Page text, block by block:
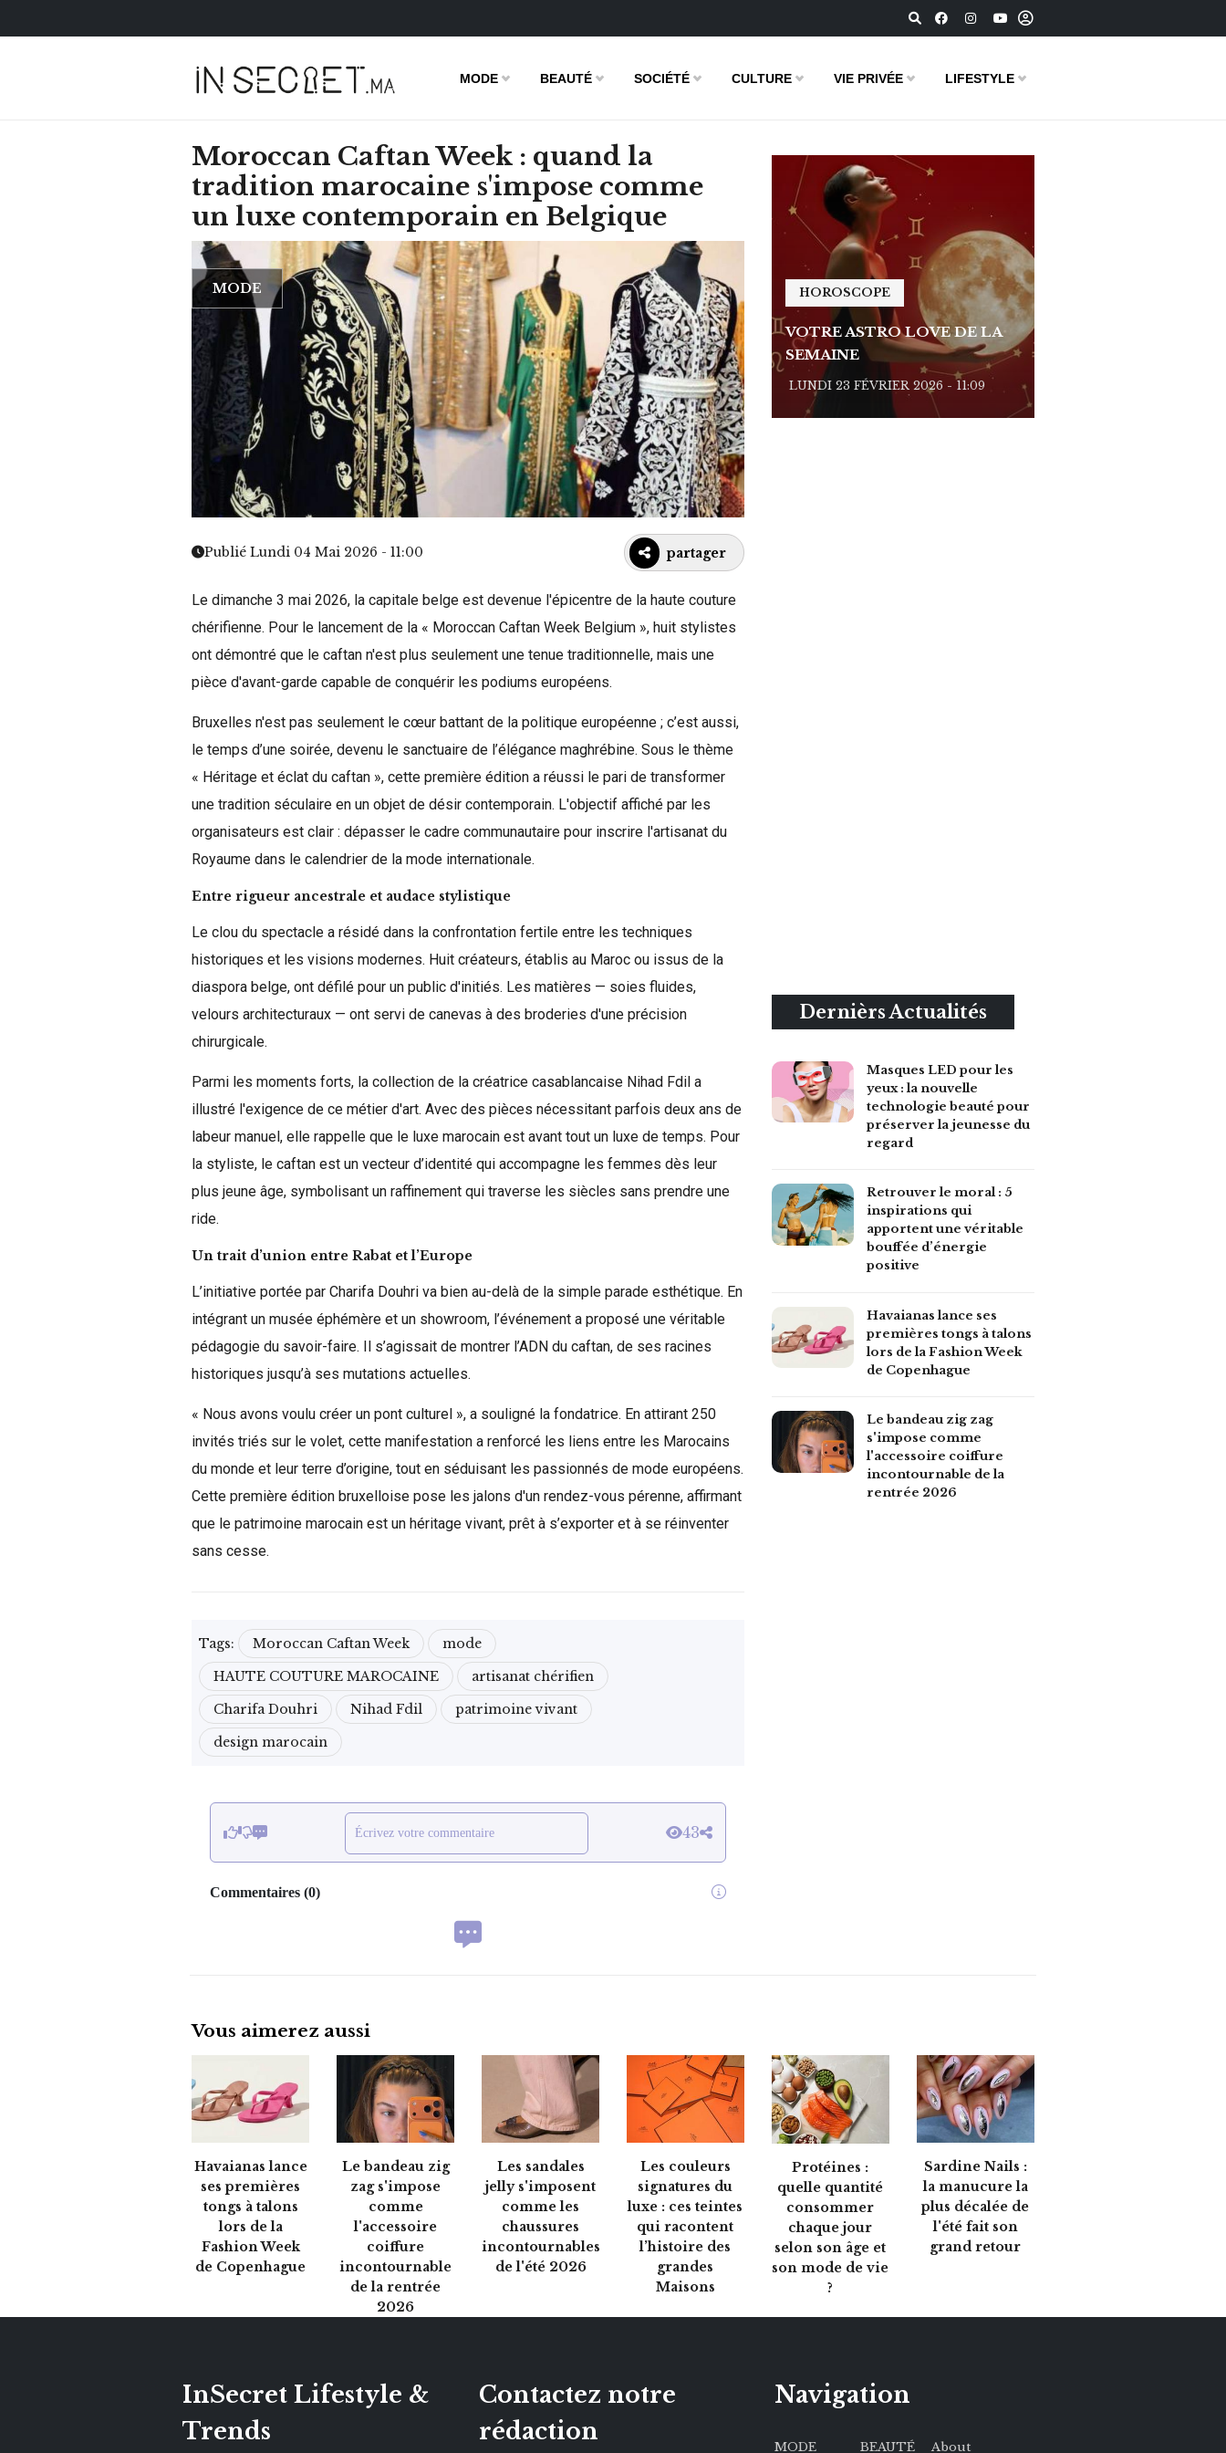
MODE BEAUTÉ SOCIÉTÉ CULTURE VIE PRIVÉE LIFESTYLE
Moroccan Caftan Week : quand la
tradition marocaine s'impose comme
un luxe contemporain en Belgique
MODE
Publié Lundi 04 Mai 2026 - 11:00 partager
Le dimanche 3 mai 2026, la capitale belge est devenue l'épicentre de la haute couture
chérifienne. Pour le lancement de la « Moroccan Caftan Week Belgium », huit stylistes
ont démontré que le caftan n'est plus seulement une tenue traditionnelle, mais une
pièce d'avant-garde capable de conquérir les podiums européens.
Bruxelles n'est pas seulement le cœur battant de la politique européenne ; c’est aussi,
le temps d’une soirée, devenu le sanctuaire de l’élégance maghrébine. Sous le thème
« Héritage et éclat du caftan », cette première édition a réussi le pari de transformer
une tradition séculaire en un objet de désir contemporain. L'objectif affiché par les
organisateurs est clair : dépasser le cadre communautaire pour inscrire l'artisanat du
Royaume dans le calendrier de la mode internationale.
Entre rigueur ancestrale et audace stylistique
Le clou du spectacle a résidé dans la confrontation fertile entre les techniques
historiques et les visions modernes. Huit créateurs, établis au Maroc ou issus de la
diaspora belge, ont défilé pour un public d'initiés. Les matières — soies fluides,
velours architecturaux — ont servi de canevas à des broderies d'une précision
chirurgicale.
Parmi les moments forts, la collection de la créatrice casablancaise Nihad Fdil a
illustré l'exigence de ce métier d'art. Avec des pièces nécessitant parfois deux ans de
labeur manuel, elle rappelle que le luxe marocain est avant tout un luxe de temps. Pour
la styliste, le caftan est un vecteur d’identité qui accompagne les femmes dès leur
plus jeune âge, symbolisant un raffinement qui traverse les siècles sans prendre une
ride.
Un trait d’union entre Rabat et l’Europe
L’initiative portée par Charifa Douhri va bien au-delà de la simple parade esthétique. En
intégrant un musée éphémère et un showroom, l’événement a proposé une véritable
pédagogie du savoir-faire. Il s’agissait de montrer l’ADN du caftan, de ses racines
historiques jusqu’à ses mutations actuelles.
« Nous avons voulu créer un pont culturel », a souligné la fondatrice. En attirant 250
invités triés sur le volet, cette manifestation a renforcé les liens entre les Marocains
du monde et leur terre d’origine, tout en séduisant les passionnés de mode européens.
Cette première édition bruxelloise pose les jalons d'un rendez-vous pérenne, affirmant
que le patrimoine marocain est un héritage vivant, prêt à s’exporter et à se réinventer
sans cesse.
Tags: Moroccan Caftan Week
mode
HAUTE COUTURE MAROCAINE
artisanat chérifien
Charifa Douhri
Nihad Fdil
patrimoine vivant
design marocain
Écrivez votre commentaire 43
Commentaires (0)
HOROSCOPE
VOTRE ASTRO LOVE DE LA
SEMAINE
LUNDI 23 FÉVRIER 2026 - 11:09
HOROSCOPE
VOTRE ASTRO LOVE DE LA
SEMAINE
LUNDI 23 FÉVRIER 2026 - 11:09
HOROSCOPE
VOTRE ASTRO LOVE DE LA
SEMAINE
LUNDI 23 FÉVRIER 2026 - 11:09
Dernièrs Actualités
Masques LED pour les
yeux : la nouvelle
technologie beauté pour
préserver la jeunesse du
regard
Retrouver le moral : 5
inspirations qui
apportent une véritable
bouffée d’énergie
positive
Havaianas lance ses
premières tongs à talons
lors de la Fashion Week
de Copenhague
Le bandeau zig zag
s'impose comme
l'accessoire coiffure
incontournable de la
rentrée 2026
Vous aimerez aussi
Havaianas lance
ses premières
tongs à talons
lors de la
Fashion Week
de Copenhague
Le bandeau zig
zag s'impose
comme
l'accessoire
coiffure
incontournable
de la rentrée
2026
Les sandales
jelly s'imposent
comme les
chaussures
incontournables
de l'été 2026
Les couleurs
signatures du
luxe : ces teintes
qui racontent
l’histoire des
grandes
Maisons
Protéines :
quelle quantité
consommer
chaque jour
selon son âge et
son mode de vie
?
Sardine Nails :
la manucure la
plus décalée de
l'été fait son
grand retour
InSecret Lifestyle &
Trends
Contactez notre
rédaction
Navigation
MODE BEAUTÉ About